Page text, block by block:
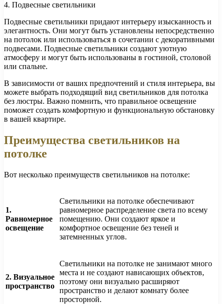
4. Подвесные светильники
Подвесные светильники придают интерьеру изысканность и
элегантность. Они могут быть установлены непосредственно
на потолок или использоваться в сочетании с декоративными
подвесами. Подвесные светильники создают уютную
атмосферу и могут быть использованы в гостиной, столовой
или спальне.
В зависимости от ваших предпочтений и стиля интерьера, вы
можете выбрать подходящий вид светильников для потолка
без люстры. Важно помнить, что правильное освещение
поможет создать комфортную и функциональную обстановку
в вашей квартире.
Преимущества светильников на
потолке
Вот несколько преимуществ светильников на потолке:
1.
Равномерное
освещение
Светильники на потолке обеспечивают
равномерное распределение света по всему
помещению. Они создают яркое и
комфортное освещение без теней и
затемненных углов.
2. Визуальное
пространство
Светильники на потолке не занимают много
места и не создают нависающих объектов,
поэтому они визуально расширяют
пространство и делают комнату более
просторной.